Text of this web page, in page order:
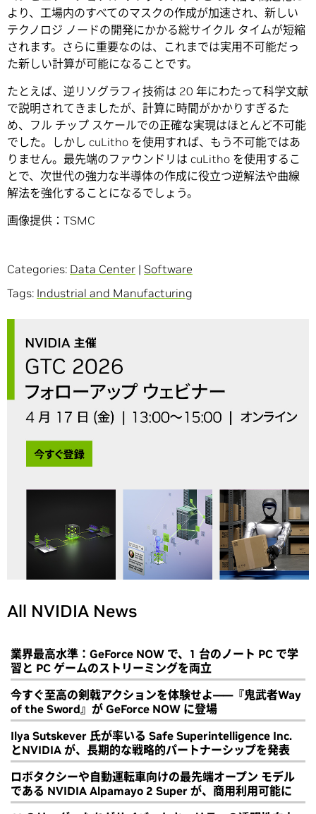
より、工場内のすべてのマスクの作成が加速され、新しい
テクノロジ ノードの開発にかかる総サイクル タイムが短縮
されます。さらに重要なのは、これまでは実用不可能だっ
た新しい計算が可能になることです。
たとえば、逆リソグラフィ技術は 20 年にわたって科学文献
で説明されてきましたが、計算に時間がかかりすぎるた
め、フル チップ スケールでの正確な実現はほとんど不可能
でした。しかし cuLitho を使用すれば、もう不可能ではあ
りません。最先端のファウンドリは cuLitho を使用するこ
とで、次世代の強力な半導体の作成に役立つ逆解法や曲線
解法を強化することになるでしょう。
画像提供：TSMC
Categories: Data Center | Software
Tags: Industrial and Manufacturing
All NVIDIA News
業界最高水準：GeForce NOW で、1 台のノート PC で学
習と PC ゲームのストリーミングを両立
今すぐ至高の剣戟アクションを体験せよ――『鬼武者Way
of the Sword』が GeForce NOW に登場
Ilya Sutskever 氏が率いる Safe Superintelligence Inc.
とNVIDIA が、長期的な戦略的パートナーシップを発表
ロボタクシーや自動運転車向けの最先端オープン モデル
である NVIDIA Alpamayo 2 Super が、商用利用可能に